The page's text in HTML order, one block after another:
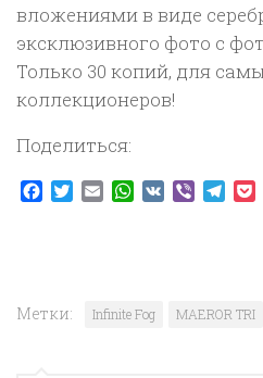
вложениями в виде
эксклюзивного фото с
Только 30 копий, для
коллекционеров!
Поделиться:
Facebook
TwitterEmailWhatsApp
VK Viber
Метки: Infinite Fog MAEROR TRI